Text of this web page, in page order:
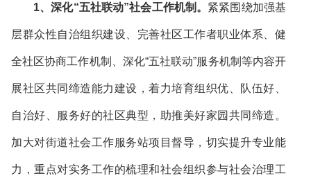
1、深化“五社联动”社会工作机制。 紧紧围绕加强基
层群众性自治组织建设、完善社区工作者职业体系、健
全社区协商工作机制、深化“五社联动”服务机制等内容开
展社区共同缔造能力建设，着力培育组织优、队伍好、
自治好、服务好的社区典型，助推美好家园共同缔造。
加大对街道社会工作服务站项目督导，切实提升专业能
力，重点对实务工作的梳理和社会组织参与社会治理工